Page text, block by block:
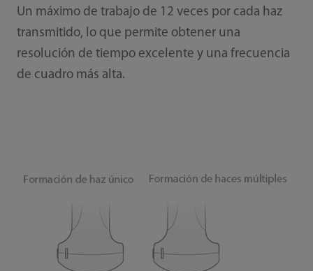
Un máximo de trabajo de 12 veces por cada haz
transmitido, lo que permite obtener una
resolución de tiempo excelente y una frecuencia
de cuadro más alta.